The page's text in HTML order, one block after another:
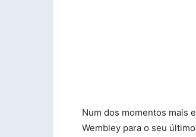
Num dos momentos mais
Wembley para o seu